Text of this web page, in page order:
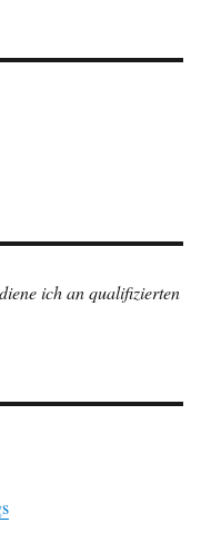
ich an qualifizierten